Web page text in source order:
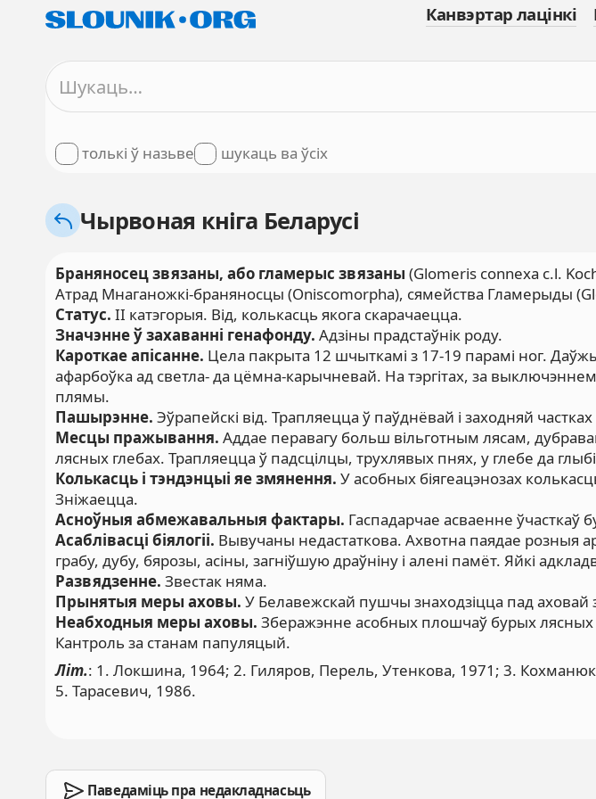
Канвэртар лацінкі
толькі ў назьве шукаць ва ўсіх
Чырвоная кніга Беларусі
Браняносец звязаны, або гламерыс звязаны (Glomeris connexa c.l.
Атрад Мнаганожкі-браняносцы (Oniscomorpha), сямейства Гламерыды
Статус. II катэгорыя. Від, колькасць якога скарачаецца.
Значэнне ў захаванні генафонду. Адзіны прадстаўнік роду.
Кароткае апісанне. Цела пакрыта 12 шчыткамі з 17-19 парамі ног.
афарбоўка ад светла- да цёмна-карычневай. На тэргітах, за
плямы.
Пашырэнне. Эўрапейскі від. Трапляецца ў паўднёвай і заходняй
Месцы пражывання. Аддае перавагу больш вільготным лясам,
лясных глебах. Трапляецца ў падсцілцы, трухлявых пнях, у глебе да
Колькасць і тэндэнцыі яе змянення. У асобных біягеацэнозах
Зніжаецца.
Асноўныя абмежавальныя фактары. Гаспадарчае асваенне ўчасткаў
Асаблівасці біялогіі. Вывучаны недастаткова. Ахвотна паядае розныя
грабу, дубу, бярозы, асіны, загніўшую драўніну і алені памёт. Яйкі
Развядзенне. Звестак няма.
Прынятыя меры аховы. У Белавежскай пушчы знаходзіцца пад аховай
Неабходныя меры аховы. Зберажэнне асобных плошчаў бурых
Кантроль за станам папуляцый.
Літ.: 1. Локшина, 1964; 2. Гиляров, Перель, Утенкова, 1971; 3.
5. Тарасевич, 1986.
Паведаміць пра недакладнасьць